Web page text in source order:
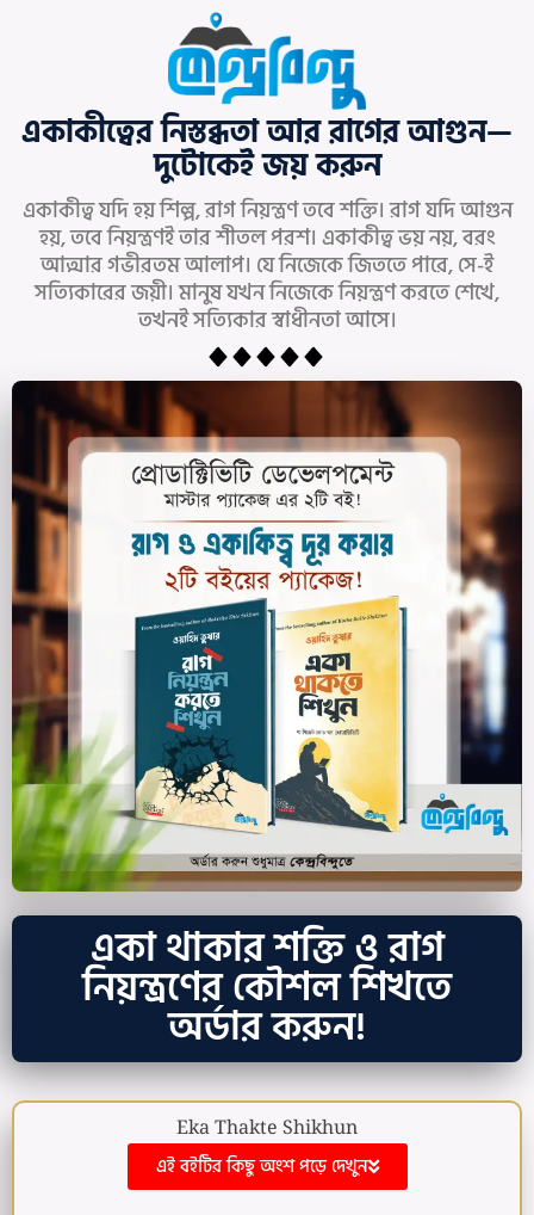
একাকীত্বের নিস্তব্ধতা আর রাগের আগুন—
দুটোকেই জয় করুন
একাকীত্ব যদি হয় শিল্প, রাগ নিয়ন্ত্রণ তবে শক্তি। রাগ যদি আগুন
হয়, তবে নিয়ন্ত্রণই তার শীতল পরশ। একাকীত্ব ভয় নয়, বরং
আত্মার গভীরতম আলাপ। যে নিজেকে জিততে পারে, সে-ই
সত্যিকারের জয়ী। মানুষ যখন নিজেকে নিয়ন্ত্রণ করতে শেখে,
তখনই সত্যিকার স্বাধীনতা আসে।
একা থাকার শক্তি ও রাগ
নিয়ন্ত্রণের কৌশল শিখতে
অর্ডার করুন!
Eka Thakte Shikhun
এই বইটির কিছু অংশ পড়ে দেখুন